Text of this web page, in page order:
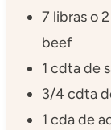
7 libras o
beef
1 cdta de
3/4 cdta
1 cda de